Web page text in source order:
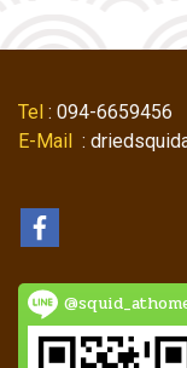
Tel : 094-6659456
E-Mail :